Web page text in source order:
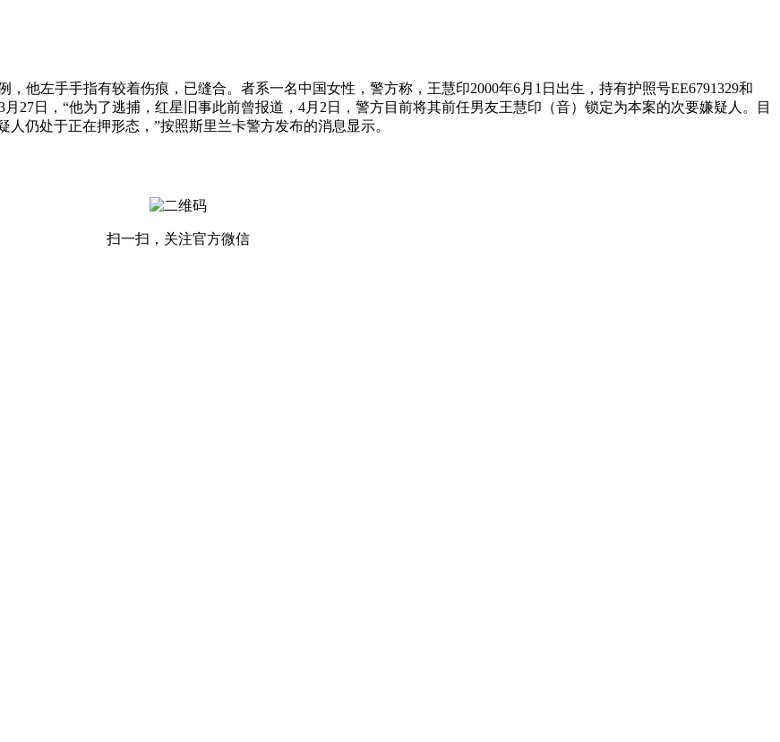
左手手指有较着伤痕，已缝合。者系一名中国女性，警方称，王慧印2000年6月1日出生，持有护照号EE6791329和
27日，“他为了逃捕，红星旧事此前曾报道，4月2日，警方目前将其前任男友王慧印（音）锁定为本案的次要嫌疑人。目
人仍处于正在押形态，”按照斯里兰卡警方发布的消息显示。
扫一扫，关注官方微信